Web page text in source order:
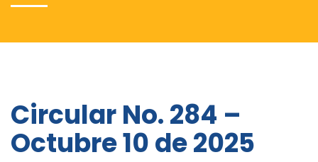
Circular No. 284 –
Octubre 10 de 2025